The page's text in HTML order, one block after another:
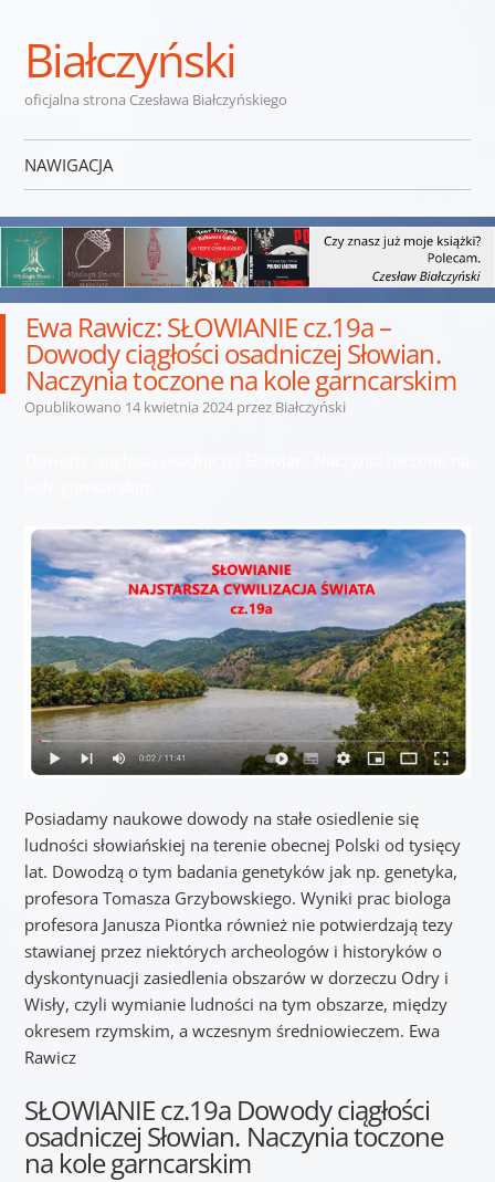
Białczyński
oficjalna strona Czesława Białczyńskiego
NAWIGACJA
Ewa Rawicz: SŁOWIANIE cz.19a –
Dowody ciągłości osadniczej Słowian.
Naczynia toczone na kole garncarskim
Opublikowano 14 kwietnia 2024przez Białczyński
Posiadamy naukowe dowody na stałe osiedlenie się
ludności słowiańskiej na terenie obecnej Polski od tysięcy
lat. Dowodzą o tym badania genetyków jak np. genetyka,
profesora Tomasza Grzybowskiego. Wyniki prac biologa
profesora Janusza Piontka również nie potwierdzają tezy
stawianej przez niektórych archeologów i historyków o
dyskontynuacji zasiedlenia obszarów w dorzeczu Odry i
Wisły, czyli wymianie ludności na tym obszarze, między
okresem rzymskim, a wczesnym średniowieczem. Ewa
Rawicz
SŁOWIANIE cz.19a Dowody ciągłości
osadniczej Słowian. Naczynia toczone
na kole garncarskim